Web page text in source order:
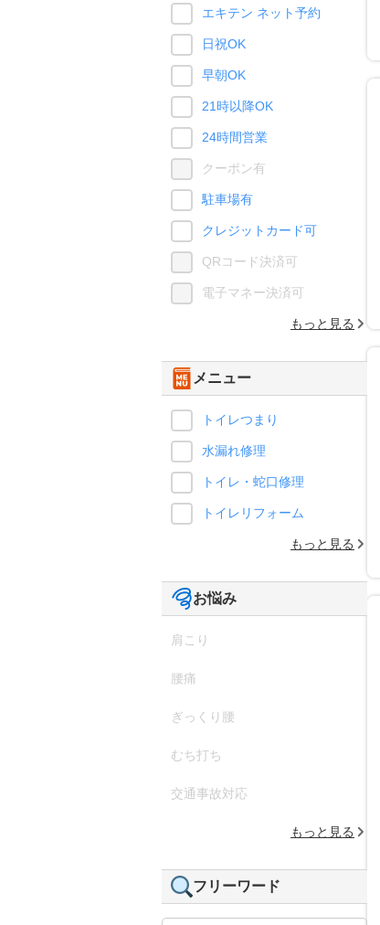
エキテン ネット予約
日祝OK
早朝OK
21時以降OK
24時間営業
クーポン有
駐車場有
クレジットカード可
QRコード決済可
電子マネー決済可
もっと見る
メニュー
トイレつまり
水漏れ修理
トイレ・蛇口修理
トイレリフォーム
もっと見る
お悩み
肩こり
腰痛
ぎっくり腰
むち打ち
交通事故対応
もっと見る
フリーワード